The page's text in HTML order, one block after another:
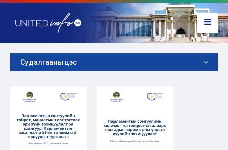
Судалгааны цэс